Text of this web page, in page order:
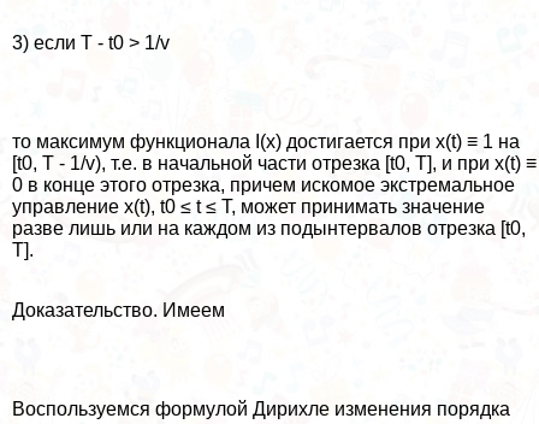
3) если T - t0 > 1/v
то максимум функционала I(x) достигается при x(t) ≡ 1 на
[t0, T - 1/v), т.е. в начальной части отрезка [t0, T], и при x(t) ≡
0 в конце этого отрезка, причем искомое экстремальное
управление x(t), t0 ≤ t ≤ T, может принимать значение
разве лишь или на каждом из подынтервалов отрезка [t0,
T].
Доказательство. Имеем
Воспользуемся формулой Дирихле изменения порядка